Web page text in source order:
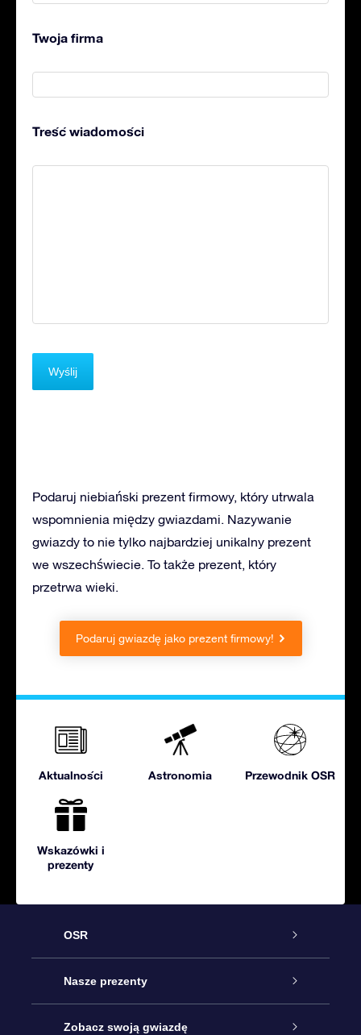
Twoja firma
Treść wiadomości
Podaruj niebiański prezent firmowy, który utrwala
wspomnienia między gwiazdami. Nazywanie
gwiazdy to nie tylko najbardziej unikalny prezent
we wszechświecie. To także prezent, który
przetrwa wieki.
Podaruj gwiazdę jako prezent firmowy!
Aktualności Astronomia Przewodnik OSR
Wskazówki i
prezenty
OSR
Obsługa
Kontakt
Nasze prezenty
Podarunek Gwiazda Online
Zobacz swoją gwiazdę